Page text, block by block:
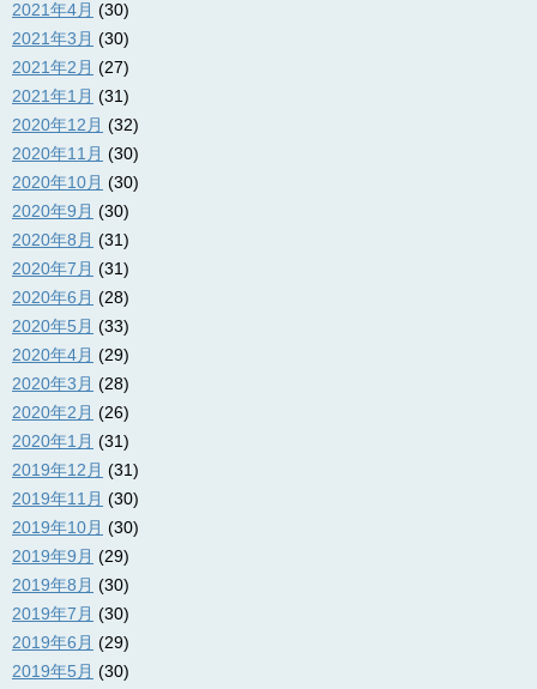
2021年4月 (30)
2021年3月 (30)
2021年2月 (27)
2021年1月 (31)
2020年12月 (32)
2020年11月 (30)
2020年10月 (30)
2020年9月 (30)
2020年8月 (31)
2020年7月 (31)
2020年6月 (28)
2020年5月 (33)
2020年4月 (29)
2020年3月 (28)
2020年2月 (26)
2020年1月 (31)
2019年12月 (31)
2019年11月 (30)
2019年10月 (30)
2019年9月 (29)
2019年8月 (30)
2019年7月 (30)
2019年6月 (29)
2019年5月 (30)